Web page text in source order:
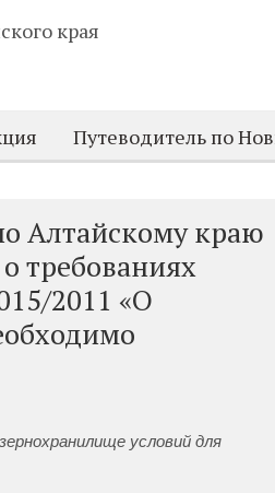
края
Путеводитель по
Алтайскому краю
требованиях
2011 «О
условий для